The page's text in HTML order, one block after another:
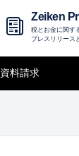
Zeiken
税とお金に関す
プレスリリース
資料請求